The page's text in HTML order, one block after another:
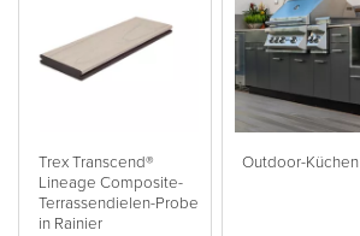
Trex Transcend®
Lineage Composite-
Terrassendielen-Probe
in Rainier
Outdoor-Küchen